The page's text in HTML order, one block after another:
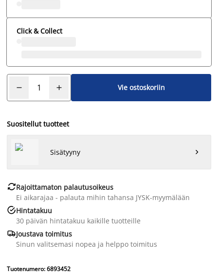
Click & Collect
Vie ostoskoriin
Suositellut tuotteet
Sisätyyny 
Rajoittamaton palautusoikeus
Ei aikarajaa - palauta mihin tahansa JYSK-myymälään
Hintatakuu
30 päivän hintatakuu kaikille tuotteille
Joustava toimitus
Sinun valitsemasi nopea ja helppo toimitus
Tuotenumero: 6893452